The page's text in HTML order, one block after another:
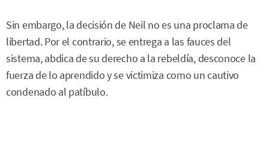
Sin embargo, la decisión de Neil no es una proclama de
libertad. Por el contrario, se entrega a las fauces del
sistema, abdica de su derecho a la rebeldía, desconoce la
fuerza de lo aprendido y se victimiza como un cautivo
condenado al patíbulo.